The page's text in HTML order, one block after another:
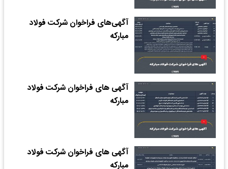
آگهی‌های فراخوان شرکت فولاد
مبارکه
آگهی های فراخوان شرکت فولاد
مبارکه
آگهی های فراخوان شرکت فولاد
مبارکه